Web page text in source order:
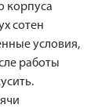
корпуса
сотен
условия,
работы